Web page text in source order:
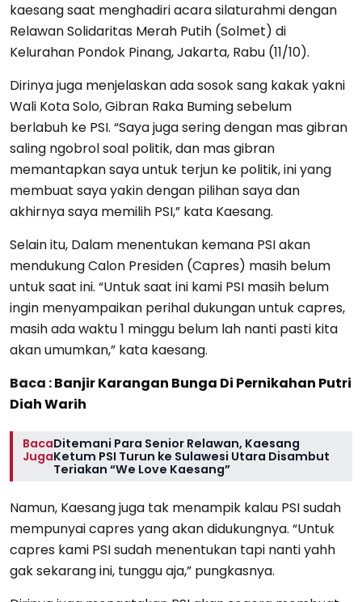
kaesang saat menghadiri acara silaturahmi dengan
Relawan Solidaritas Merah Putih (Solmet) di
Kelurahan Pondok Pinang, Jakarta, Rabu (11/10).
Dirinya juga menjelaskan ada sosok sang kakak yakni
Wali Kota Solo, Gibran Raka Buming sebelum
berlabuh ke PSI. “Saya juga sering dengan mas gibran
saling ngobrol soal politik, dan mas gibran
memantapkan saya untuk terjun ke politik, ini yang
membuat saya yakin dengan pilihan saya dan
akhirnya saya memilih PSI,” kata Kaesang.
Selain itu, Dalam menentukan kemana PSI akan
mendukung Calon Presiden (Capres) masih belum
untuk saat ini. “Untuk saat ini kami PSI masih belum
ingin menyampaikan perihal dukungan untuk capres,
masih ada waktu 1 minggu belum lah nanti pasti kita
akan umumkan,” kata kaesang.
Baca :Banjir Karangan Bunga Di Pernikahan Putri
Diah Warih
Baca
Juga
Ditemani Para Senior Relawan, Kaesang
Ketum PSI Turun ke Sulawesi Utara Disambut
Teriakan “We Love Kaesang”
Namun, Kaesang juga tak menampik kalau PSI sudah
mempunyai capres yang akan didukungnya. “Untuk
capres kami PSI sudah menentukan tapi nanti yahh
gak sekarang ini, tunggu aja,” pungkasnya.